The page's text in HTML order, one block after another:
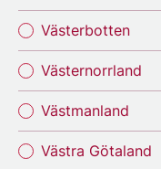
Västerbotten
Västernorrland
Västmanland
Västra Götaland